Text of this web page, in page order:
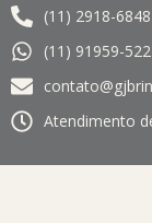
(11) 2918-6848
(11) 91959-
Atendimento